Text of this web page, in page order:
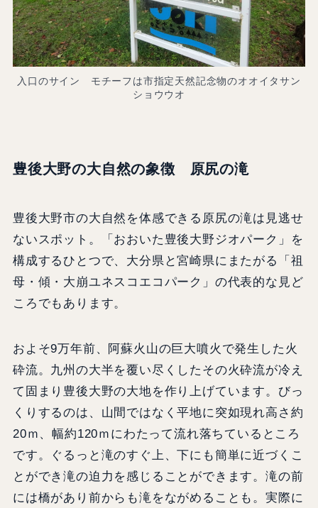
入口のサイン モチーフは市指定天然記念物のオオイタサン
ショウウオ
豊後大野の大自然の象徴 原尻の滝
豊後大野市の大自然を体感できる原尻の滝は見逃せ
ないスポット。「おおいた豊後大野ジオパーク」を
構成するひとつで、大分県と宮崎県にまたがる「祖
母・傾・大崩ユネスコエコパーク」の代表的な見ど
ころでもあります。
およそ9万年前、阿蘇火山の巨大噴火で発生した火
砕流。九州の大半を覆い尽くしたその火砕流が冷え
て固まり豊後大野の大地を作り上げています。びっ
くりするのは、山間ではなく平地に突如現れ高さ約
20ｍ、幅約120ｍにわたって流れ落ちているところ
です。ぐるっと滝のすぐ上、下にも簡単に近づくこ
とができ滝の迫力を感じることができます。滝の前
には橋があり前からも滝をながめることも。実際に